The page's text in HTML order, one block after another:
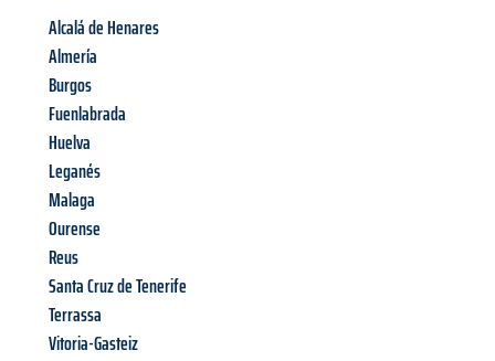
Alcalá de Henares
Almería
Burgos
Fuenlabrada
Huelva
Leganés
Malaga
Ourense
Reus
Santa Cruz de Tenerife
Terrassa
Vitoria-Gasteiz